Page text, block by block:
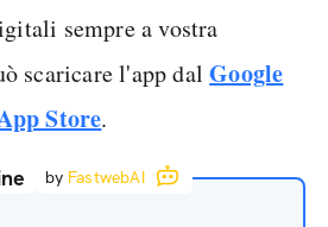
sempre a vostra
scaricare l'app dalGoogle
Store.
by FastwebAI